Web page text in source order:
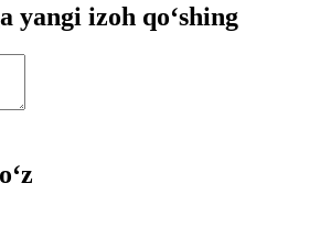
yangi izoh qo‘shing